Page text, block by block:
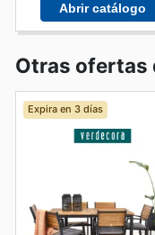
Abrir catálogo
Otras ofertas
Expira en 3 días